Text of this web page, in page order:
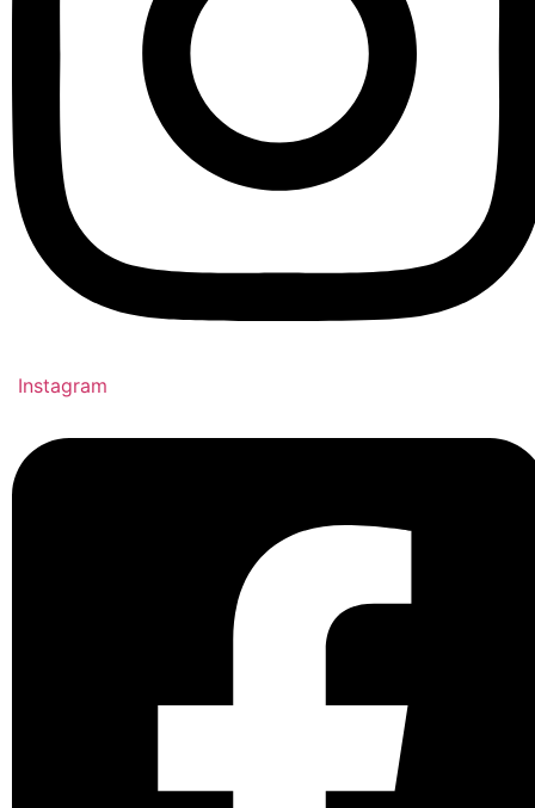
Instagram